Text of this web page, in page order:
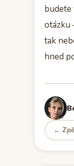
budete
otázku
tak
hned
←